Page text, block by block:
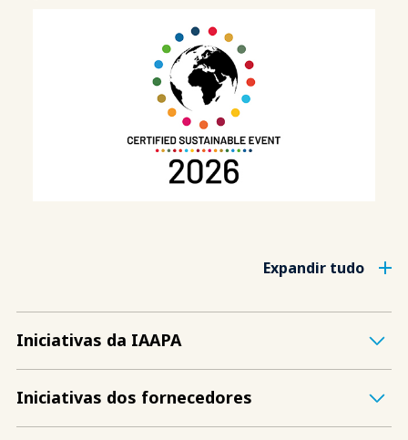
Expandir tudo
Iniciativas da IAAPA
Iniciativas dos fornecedores